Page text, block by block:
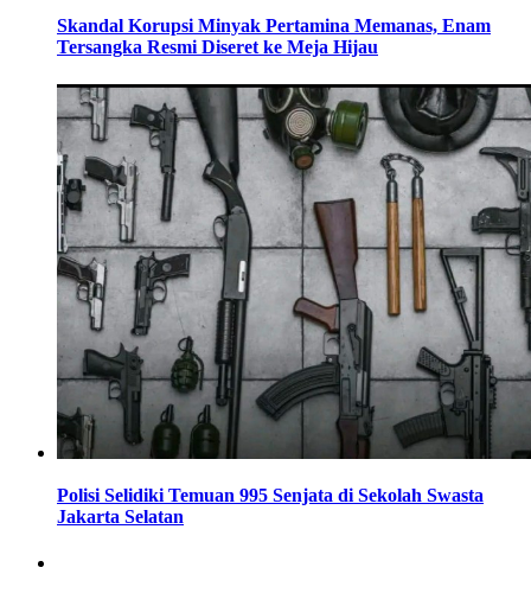
Skandal Korupsi Minyak Pertamina Memanas, Enam
Tersangka Resmi Diseret ke Meja Hijau
Polisi Selidiki Temuan 995 Senjata di Sekolah Swasta
Jakarta Selatan